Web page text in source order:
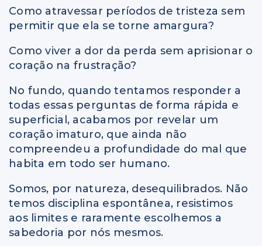
Como atravessar períodos de tristeza sem
permitir que ela se torne amargura?
Como viver a dor da perda sem aprisionar o
coração na frustração?
No fundo, quando tentamos responder a
todas essas perguntas de forma rápida e
superficial, acabamos por revelar um
coração imaturo, que ainda não
compreendeu a profundidade do mal que
habita em todo ser humano.
Somos, por natureza, desequilibrados. Não
temos disciplina espontânea, resistimos
aos limites e raramente escolhemos a
sabedoria por nós mesmos.